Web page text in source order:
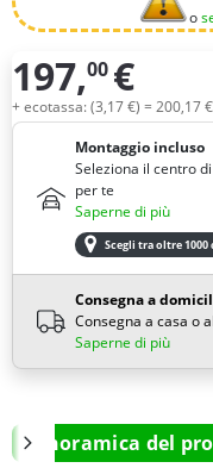
o
Quantità
197,00 €
+ ecotassa: (3,17€) = 200,17€
Montaggio incluso
Seleziona il centro
per te
Saperne di più
Scegli tra oltre
Consegna a
Consegna a casa o
Saperne di più
Panoramica del